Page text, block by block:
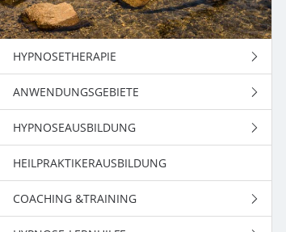
HYPNOSETHERAPIE
ANWENDUNGEN
URSACHENTHERAPIE
TRANCE UND THERAPIE
ANWENDUNGSGEBIETE
HYPNOSE BEI KINDERN
HYPNOSE BEI SENIOREN
HYPNOSEAUSBILDUNG
ÜBERBLICK ÜBER DIE
HYPNOSEAUSBILDUNGEN
HYPNOSE- SEMESTERAUSBILDUNG
AUSBILDUNGSBAUSTEIN 1
HEILPRAKTIKERAUSBILDUNG
COACHING &TRAINING